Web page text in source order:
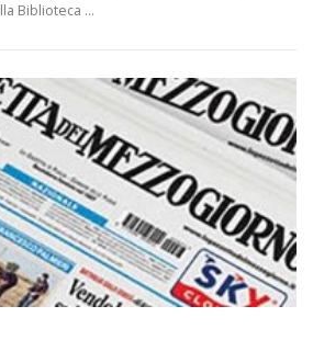
Biblioteca …